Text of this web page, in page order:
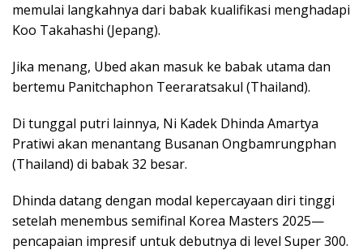
memulai langkahnya dari babak kualifikasi menghadapi
Koo Takahashi (Jepang).
Jika menang, Ubed akan masuk ke babak utama dan
bertemu Panitchaphon Teeraratsakul (Thailand).
Di tunggal putri lainnya, Ni Kadek Dhinda Amartya
Pratiwi akan menantang Busanan Ongbamrungphan
(Thailand) di babak 32 besar.
Dhinda datang dengan modal kepercayaan diri tinggi
setelah menembus semifinal Korea Masters 2025—
pencapaian impresif untuk debutnya di level Super 300.